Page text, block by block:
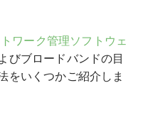
ワーク管理ソフトウェ
びブロードバンドの目
をいくつかご紹介しま